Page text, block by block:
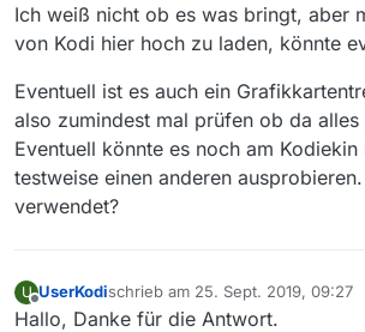
Beschriftung, kein Text. Ganz
0 bis 100, aber ich sehe keine
Ich habe Windows 10, letzte
MediathekView neu aus dem
Abhängigkeiten installiert. -
Brauche ich JAVA und VLC? Im
ich an.
Vielen Dank im Voraus!
Ich weiß nicht ob es was bringt, aber
von Kodi hier hoch zu laden, könnte
Eventuell ist es auch ein
also zumindest mal prüfen ob da alles
Eventuell könnte es noch am
testweise einen anderen
verwendet?
U
Offline
UserKodischrieb am 25. Sept. 2019, 09:27
zuletzt editiert von
Hallo, Danke für die Antwort.